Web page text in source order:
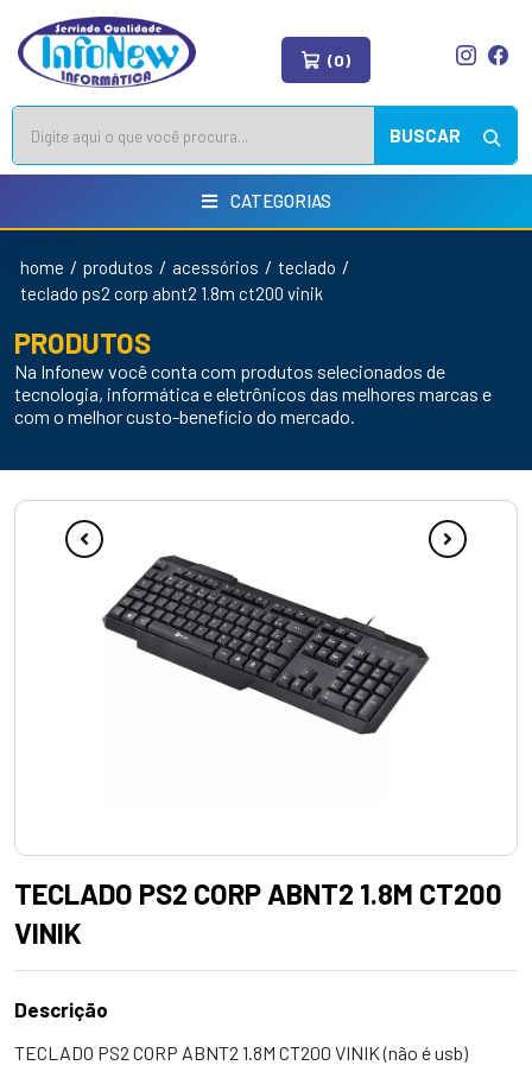
(0)
BUSCAR
CATEGORIAS
home / produtos / acessórios / teclado /
teclado ps2 corp abnt2 1.8m ct200 vinik
PRODUTOS
Na Infonew você conta com produtos selecionados de
tecnologia, informática e eletrônicos das melhores marcas e
com o melhor custo-benefício do mercado.
TECLADO PS2 CORP ABNT2 1.8M CT200
VINIK
Descrição
TECLADO PS2 CORP ABNT2 1.8M CT200 VINIK (não é usb)